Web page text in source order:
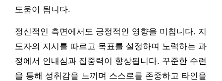
도움이 됩니다.
정신적인 측면에서도 긍정적인 영향을 미칩니다. 지
도자의 지시를 따르고 목표를 설정하며 노력하는 과
정에서 인내심과 집중력이 향상됩니다. 꾸준한 수련
을 통해 성취감을 느끼며 스스로를 존중하고 타인을